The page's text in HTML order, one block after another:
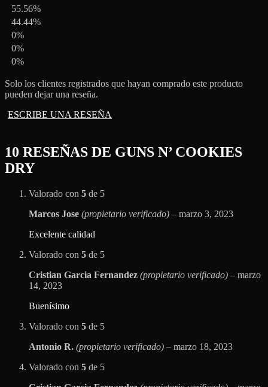
55.56%
44.44%
0%
0%
0%
Solo los clientes registrados que hayan comprado este producto
pueden dejar una reseña.
ESCRIBE UNA RESEÑA
10 RESEÑAS DE GUNS N’ COOKIES
DRY
Valorado con 5 de 5
Marcos Jose (propietario verificado) – marzo 3, 2023
Excelente calidad
Valorado con 5 de 5
Cristian Garcia Fernandez (propietario verificado) – marzo
14, 2023
Buenísimo
Valorado con 5 de 5
Antonio R. (propietario verificado) – marzo 18, 2023
Valorado con 5 de 5